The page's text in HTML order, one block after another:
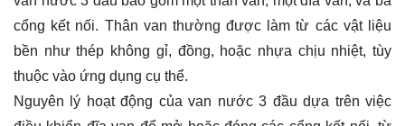
cổng kết nối. Thân van thường được làm từ các vật liệu
bền như thép không gỉ, đồng, hoặc nhựa chịu nhiệt, tùy
thuộc vào ứng dụng cụ thể.
Nguyên lý hoạt động của van nước 3 đầu dựa trên việc